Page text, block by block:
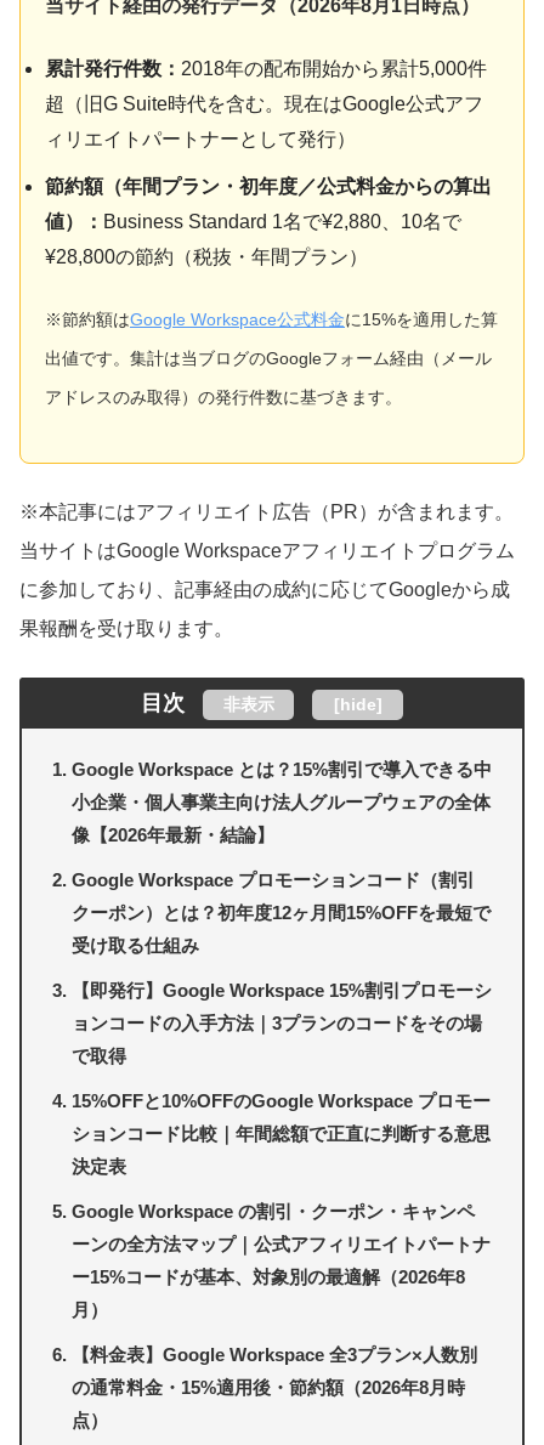
当サイト経由の発行データ（2026年8月1日 時点）
累計発行件数： 2018年の配布開始から累計5,000件
超（旧G Suite時代を含む。現在はGoogle公式アフ
ィリエイトパートナーとして発行）
節約額（年間プラン・初年度／公式料金からの算出
値）： Business Standard 1名で¥2,880、10名で
¥28,800の節約（税抜・年間プラン）
※節約額はGoogle Workspace公式料金に15%を適用した算
出値です。集計は当ブログのGoogleフォーム経由（メール
アドレスのみ取得）の発行件数に基づきます。
※本記事にはアフィリエイト広告（PR）が含まれます。
当サイトはGoogle Workspaceアフィリエイトプログラム
に参加しており、記事経由の成約に応じてGoogleから成
果報酬を受け取ります。
目次 非表示 [hide]
Google Workspace とは？15%割引で導入できる中
小企業・個人事業主向け法人グループウェアの全体
像【2026年最新・結論】
Google Workspace プロモーションコード（割引
クーポン）とは？初年度12ヶ月間15%OFFを最短で
受け取る仕組み
【即発行】Google Workspace 15%割引プロモーシ
ョンコードの入手方法｜3プランのコードをその場
で取得
15%OFFと10%OFFのGoogle Workspace プロモー
ションコード比較｜年間総額で正直に判断する意思
決定表
Google Workspace の割引・クーポン・キャンペ
ーンの全方法マップ｜公式アフィリエイトパートナ
ー15%コードが基本、対象別の最適解（2026年8
月）
【料金表】Google Workspace 全3プラン×人数別
の通常料金・15%適用後・節約額（2026年8月時
点）